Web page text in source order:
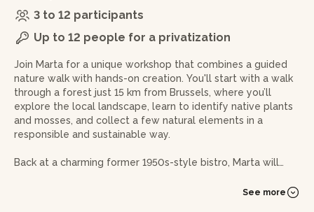
3 to 12 participants
Up to 12 people for a privatization
Join Marta for a unique workshop that combines a guided
nature walk with hands-on creation. You'll start with a walk
through a forest just 15 km from Brussels, where you’ll
explore the local landscape, learn to identify native plants
and mosses, and collect a few natural elements in a
responsible and sustainable way.
Back at a charming former 1950s-style bistro, Marta will
terrarium. She’ll explain how to build a self-sustaining
See more